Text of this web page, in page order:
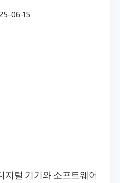
06-15
지털 기기와 소프트웨어